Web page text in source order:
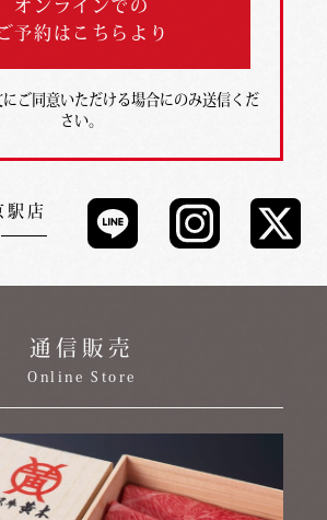
オンラインでの
予約はこちらより
にご同意いただける場合にのみ送信くだ
さい。
駅店
通信販売
Online Store